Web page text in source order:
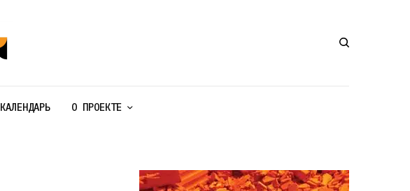
КАЛЕНДАРЬ О ПРОЕКТЕ